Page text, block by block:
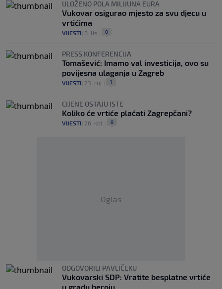
ULOŽENO POLA MILIJUNA EURA
Vukovar osigurao mjesto za svu djecu u
vrtićima
VIJESTI 8. lis. 0
PRESS KONFERENCIJA
Tomašević: Imamo val investicija, ovo su
povijesna ulaganja u Zagreb
VIJESTI 23. ruj. 1
CIJENE OSTAJU ISTE
Koliko će vrtiće plaćati Zagrepčani?
VIJESTI 26. kol. 0
Oglas
ODGOVORILI PAVLIČEKU
Vukovarski SDP: Vratite besplatne vrtiće
u gradu heroju